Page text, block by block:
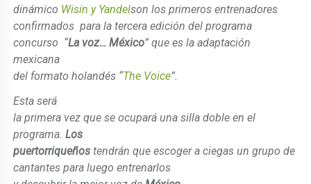
dinámico Wisin y Yandelson los primeros entrenadores
confirmados para la tercera edición del programa
concurso “La voz… México” que es la adaptación
mexicana
del formato holandés “The Voice”.
Esta será
la primera vez que se ocupará una silla doble en el
programa.Los
puertorriqueños tendrán que escoger a ciegas un grupo de
cantantes para luego entrenarlos